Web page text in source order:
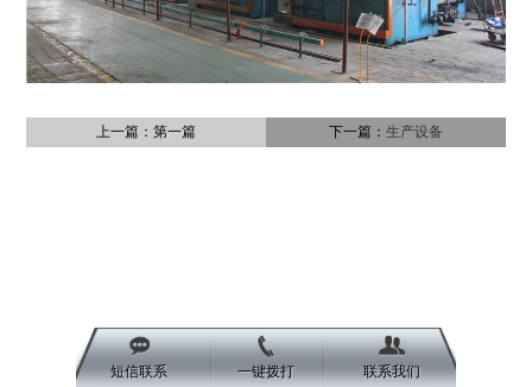
上一篇：第一篇 下一篇： 生产设备
短信联系 一键拨打 联系我们